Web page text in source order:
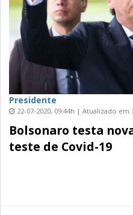
Presidente
22-07-2020, 09:44h | Atualizado em
Bolsonaro testa
teste de Covid-19